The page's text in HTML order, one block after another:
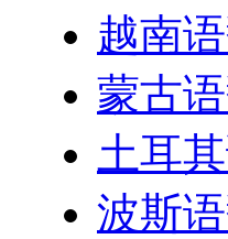
越南
蒙古
土耳
波斯